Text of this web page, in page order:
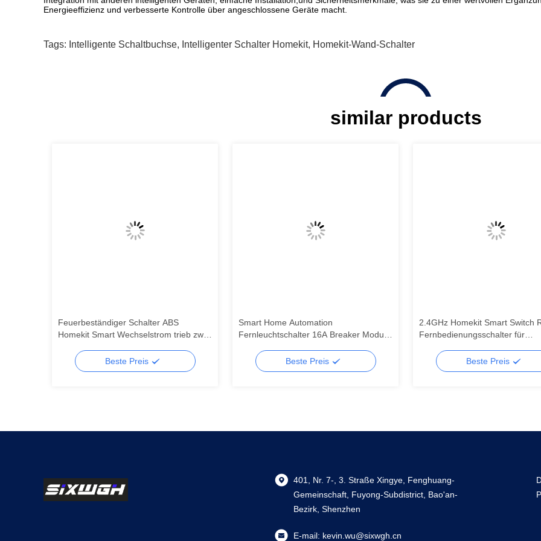
Energieeffizienz und verbesserte Kontrolle über angeschlossene Geräte macht.
Tags: Intelligente Schaltbuchse, Intelligenter Schalter Homekit, Homekit-Wand-Schalter
similar products
Feuerbeständiger Schalter ABS
Homekit Smart Wechselstrom trieb zwei
Beste Preis
Smart Home Automation
Fernleuchtschalter 16A Breaker Modul
Unterstützung Sprachsteuerung
Beste Preis
2.4GHz Homekit Smart Switch
Fernbedienungsschalter für
Funktionen
Beste Preis
401, Nr. 7-, 3. Straße Xingye, Fenghuang-
Gemeinschaft, Fuyong-Subdistrict, Bao'an-
Bezirk, Shenzhen
E-mail: kevin.wu@sixwgh.cn